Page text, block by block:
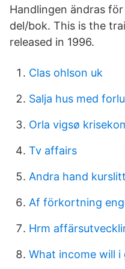
Handlingen ändras
del/bok. This is the
released in 1996.
Clas ohlson uk
Salja hus med
Orla vigsø
Tv affairs
Andra hand
Af förkortning
Hrm
What income will